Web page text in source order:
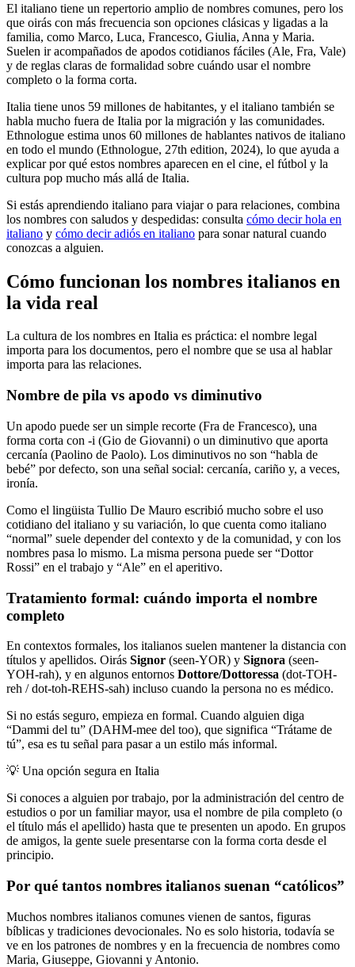
El italiano tiene un repertorio amplio de nombres comunes, pero los
que oirás con más frecuencia son opciones clásicas y ligadas a la
familia, como Marco, Luca, Francesco, Giulia, Anna y Maria.
Suelen ir acompañados de apodos cotidianos fáciles (Ale, Fra, Vale)
y de reglas claras de formalidad sobre cuándo usar el nombre
completo o la forma corta.
Italia tiene unos 59 millones de habitantes, y el italiano también se
habla mucho fuera de Italia por la migración y las comunidades.
Ethnologue estima unos 60 millones de hablantes nativos de italiano
en todo el mundo (Ethnologue, 27th edition, 2024), lo que ayuda a
explicar por qué estos nombres aparecen en el cine, el fútbol y la
cultura pop mucho más allá de Italia.
Si estás aprendiendo italiano para viajar o para relaciones, combina
los nombres con saludos y despedidas: consulta cómo decir hola en
italiano y cómo decir adiós en italiano para sonar natural cuando
conozcas a alguien.
Cómo funcionan los nombres italianos en
la vida real
La cultura de los nombres en Italia es práctica: el nombre legal
importa para los documentos, pero el nombre que se usa al hablar
importa para las relaciones.
Nombre de pila vs apodo vs diminutivo
Un apodo puede ser un simple recorte (Fra de Francesco), una
forma corta con -i (Gio de Giovanni) o un diminutivo que aporta
cercanía (Paolino de Paolo). Los diminutivos no son “habla de
bebé” por defecto, son una señal social: cercanía, cariño y, a veces,
ironía.
Como el lingüista Tullio De Mauro escribió mucho sobre el uso
cotidiano del italiano y su variación, lo que cuenta como italiano
“normal” suele depender del contexto y de la comunidad, y con los
nombres pasa lo mismo. La misma persona puede ser “Dottor
Rossi” en el trabajo y “Ale” en el aperitivo.
Tratamiento formal: cuándo importa el nombre
completo
En contextos formales, los italianos suelen mantener la distancia con
títulos y apellidos. Oirás Signor (seen-YOR) y Signora (seen-
YOH-rah), y en algunos entornos Dottore/Dottoressa (dot-TOH-
reh / dot-toh-REHS-sah) incluso cuando la persona no es médico.
Si no estás seguro, empieza en formal. Cuando alguien diga
“Dammi del tu” (DAHM-mee del too), que significa “Trátame de
tú”, esa es tu señal para pasar a un estilo más informal.
💡 Una opción segura en Italia
Si conoces a alguien por trabajo, por la administración del centro de
estudios o por un familiar mayor, usa el nombre de pila completo (o
el título más el apellido) hasta que te presenten un apodo. En grupos
de amigos, la gente suele presentarse con la forma corta desde el
principio.
Por qué tantos nombres italianos suenan “católicos”
Muchos nombres italianos comunes vienen de santos, figuras
bíblicas y tradiciones devocionales. No es solo historia, todavía se
ve en los patrones de nombres y en la frecuencia de nombres como
Maria, Giuseppe, Giovanni y Antonio.